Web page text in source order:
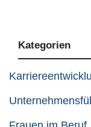
Kategorien